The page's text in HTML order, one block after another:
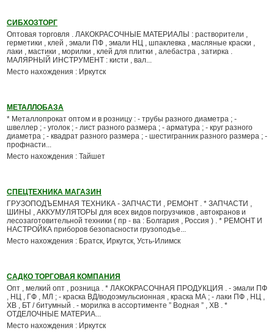
СИБХОЗТОРГ
Оптовая торговля . ЛАКОКРАСОЧНЫЕ МАТЕРИАЛЫ : растворители ,
герметики , клей , эмали ПФ , эмали НЦ , шпаклевка , масляные краски ,
лаки , мастики , морилки , клей для плитки , алебастра , затирка .
МАЛЯРНЫЙ ИНСТРУМЕНТ : кисти , вал...
Место нахождения : Иркутск
МЕТАЛЛОБАЗА
* Металлопрокат оптом и в розницу : - трубы разного диаметра ; -
швеллер ; - уголок ; - лист разного размера ; - арматура ; - круг разного
диаметра ; - квадрат разного размера ; - шестигранник разного размера ; -
профнасти...
Место нахождения : Тайшет
СПЕЦТЕХНИКА МАГАЗИН
ГРУЗОПОДЪЕМНАЯ ТЕХНИКА - ЗАПЧАСТИ , РЕМОНТ . * ЗАПЧАСТИ ,
ШИНЫ , АККУМУЛЯТОРЫ для всех видов погрузчиков , автокранов и
лесозаготовительной техники ( пр - ва : Болгария , Россия ) . * РЕМОНТ И
НАСТРОЙКА приборов безопасности грузоподъе...
Место нахождения : Братск, Иркутск, Усть-Илимск
САДКО ТОРГОВАЯ КОМПАНИЯ
Опт , мелкий опт , розница . * ЛАКОКРАСОЧНАЯ ПРОДУКЦИЯ . - эмали ПФ
, НЦ , ГФ , МЛ ; - краска ВД/водоэмульсионная , краска МА ; - лаки ПФ , НЦ ,
ХВ , БТ / битумный . - морилка в ассортименте ” Водная ” , ХВ . *
ОТДЕЛОЧНЫЕ МАТЕРИА...
Место нахождения : Иркутск